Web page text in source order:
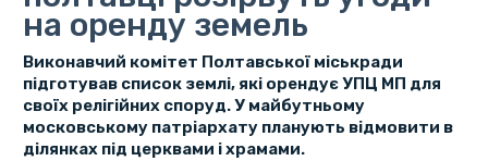
на оренду земель
Виконавчий комітет Полтавської міськради
підготував список землі, які орендує УПЦ МП для
своїх релігійних споруд. У майбутньому
московському патріархату планують відмовити в
ділянках під церквами і храмами.